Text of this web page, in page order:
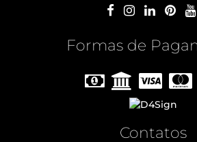
Formas de
Contatos